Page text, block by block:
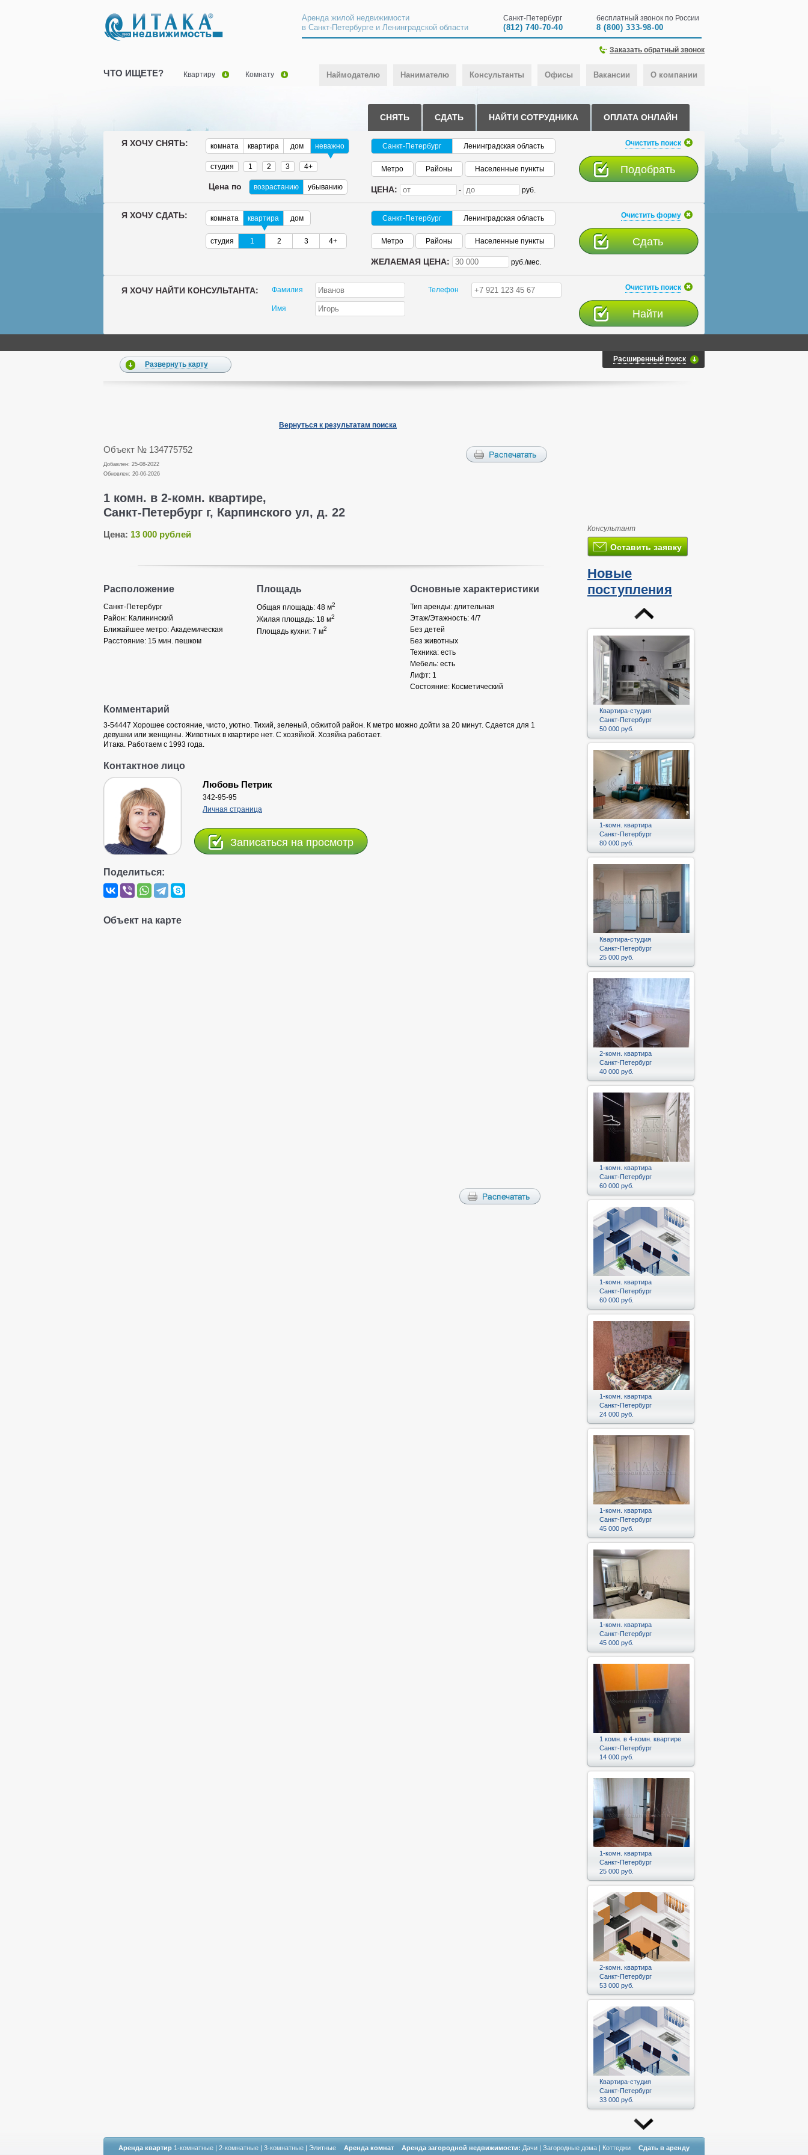
Аренда жилой недвижимости
в Санкт-Петербурге и Ленинградской области
Санкт-Петербург
(812) 740-70-40
бесплатный звонок по России
8 (800) 333-98-00
Заказать обратный звонок
ЧТО ИЩЕТЕ? Квартиру Комнату Наймодателю Нанимателю Консультанты Офисы Вакансии О компании
СНЯТЬ СДАТЬ НАЙТИ СОТРУДНИКА ОПЛАТА ОНЛАЙН
Я ХОЧУ СНЯТЬ: комната квартира дом неважно
студия 1 2 3 4+
Цена по возрастанию убыванию
Санкт-Петербург Ленинградская область
Метро Районы Населенные пункты
ЦЕНА: - руб.
Очистить поиск
Я ХОЧУ СДАТЬ: комната квартира дом
студия 1 2 3 4+
Санкт-Петербург Ленинградская область
Метро Районы Населенные пункты
ЖЕЛАЕМАЯ ЦЕНА: руб./мес.
Очистить форму
Я ХОЧУ НАЙТИ КОНСУЛЬТАНТА: Фамилия
Имя
Телефон Очистить поиск
Расширенный поиск
Развернуть карту
Вернуться к результатам поиска
Объект № 134775752
Добавлен: 25-08-2022
Обновлен: 20-06-2026
1 комн. в 2-комн. квартире,
Санкт-Петербург г, Карпинского ул, д. 22
Цена: 13 000 рублей
Расположение
Санкт-Петербург
Район: Калининский
Ближайшее метро: Академическая
Расстояние: 15 мин. пешком
Площадь
Общая площадь: 48 м2
Жилая площадь: 18 м2
Площадь кухни: 7 м2
Основные характеристики
Тип аренды: длительная
Этаж/Этажность: 4/7
Без детей
Без животных
Техника: есть
Мебель: есть
Лифт: 1
Состояние: Косметический
Комментарий
3-54447 Хорошее состояние, чисто, уютно. Тихий, зеленый, обжитой район. К метро можно дойти за 20 минут. Сдается для 1
девушки или женщины. Животных в квартире нет. С хозяйкой. Хозяйка работает.
Итака. Работаем с 1993 года.
Контактное лицо
Любовь Петрик
342-95-95
Личная страница
Записаться на просмотр
Поделиться:
Объект на карте
Консультант
Оставить заявку
Новые
поступления
Квартира-студия
Санкт-Петербург
50 000 руб.
1-комн. квартира
Санкт-Петербург
80 000 руб.
Квартира-студия
Санкт-Петербург
25 000 руб.
2-комн. квартира
Санкт-Петербург
40 000 руб.
1-комн. квартира
Санкт-Петербург
60 000 руб.
1-комн. квартира
Санкт-Петербург
60 000 руб.
1-комн. квартира
Санкт-Петербург
24 000 руб.
1-комн. квартира
Санкт-Петербург
45 000 руб.
1-комн. квартира
Санкт-Петербург
45 000 руб.
1 комн. в 4-комн. квартире
Санкт-Петербург
14 000 руб.
1-комн. квартира
Санкт-Петербург
25 000 руб.
2-комн. квартира
Санкт-Петербург
53 000 руб.
Квартира-студия
Санкт-Петербург
33 000 руб.
Аренда квартир 1-комнатные | 2-комнатные | 3-комнатные | Элитные Аренда комнат Аренда загородной недвижимости: Дачи | Загородные дома | Коттеджи Сдать в аренду